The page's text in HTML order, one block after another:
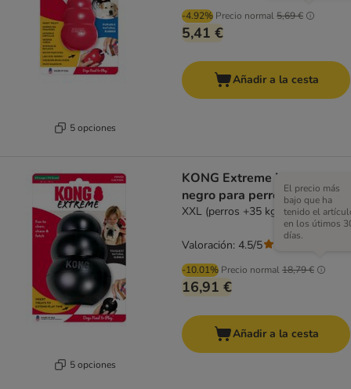
5 opciones
-4.92% Precio normal5,69 €
5,41 €
Añadir a la cesta
5 opciones
KONG Extreme juguete
negro para perros
XXL (perros +35 kg)
-10.01% Precio normal18,79 €
El precio más
bajo que ha
tenido el
en los útimos
días.
16,91 €
Valoración: 4.5/5
Añadir a la cesta